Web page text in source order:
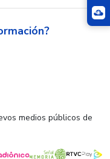
medios públicos de